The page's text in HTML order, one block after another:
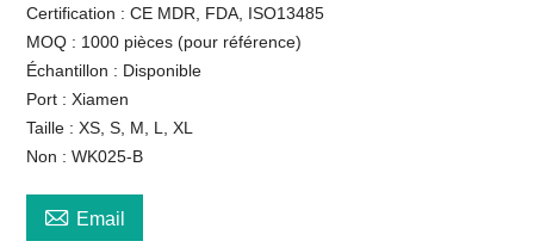
Certification : CE MDR, FDA, ISO13485
MOQ : 1000 pièces (pour référence)
Échantillon : Disponible
Port : Xiamen
Taille : XS, S, M, L, XL
Non : WK025-B
 Email